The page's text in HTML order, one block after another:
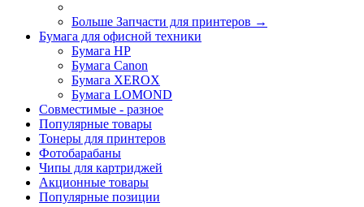
Больше Запчасти для принтеров →
Бумага для офисной техники
Бумага HP
Бумага Canon
Бумага XEROX
Бумага LOMOND
Совместимые - разное
Популярные товары
Тонеры для принтеров
Фотобарабаны
Чипы для картриджей
Акционные товары
Популярные позиции